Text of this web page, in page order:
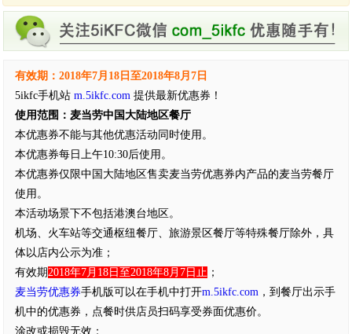
有效期：2018年7月18日至2018年8月7日
5ikfc手机站 m.5ikfc.com 提供最新优惠券！
使用范围：麦当劳中国大陆地区餐厅
本优惠券不能与其他优惠活动同时使用。
本优惠券每日上午10:30后使用。
本优惠券仅限中国大陆地区售卖麦当劳优惠券内产品的麦当劳餐厅
使用。
本活动场景下不包括港澳台地区。
机场、火车站等交通枢纽餐厅、旅游景区餐厅等特殊餐厅除外，具
体以店内公示为准；
有效期2018年7月18日至2018年8月7日止 ；
麦当劳优惠券手机版可以在手机中打开m.5ikfc.com ，到餐厅出示手
机中的优惠券，点餐时供店员扫码享受券面优惠价。
涂改或损毁无效；